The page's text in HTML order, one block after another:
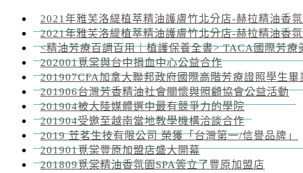
2021年雅芙洛緹植萃精油護膚竹北分店-赫拉精油香
2021年雅芙洛緹植萃精油護膚竹北分店-赫拉精油香
<精油芳療百調百用｜植護保養全書> TACA國際芳
202001覓棠與台中捐血中心公益合作
201907CFA加拿大聯邦政府國際高階芳療證照學生畢
201906台灣芳香精油社會關懷與照顧協會公益活動
201904被大陸媒體選中最有競爭力的學院
201904受邀至越南當地教學機構洽談合作
2019 苙茗生技有限公司 榮獲「台灣第一/信譽品牌」
201901覓棠豐原加盟店盛大開幕
201809覓棠精油香氛園SPA簽立了豐原加盟店